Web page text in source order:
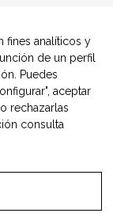
y AIAA
fines analíticos y
de un perfil
Puedes
aceptar
rechazarlas
consulta